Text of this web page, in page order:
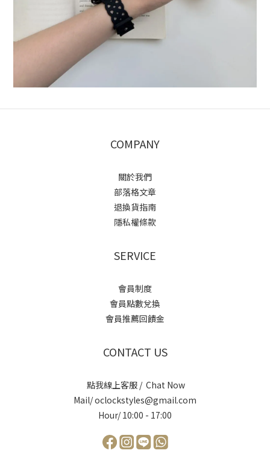
COMPANY
關於我們
部落格文章
退換貨指南
隱私權條款
SERVICE
會員制度
會員點數兌換
會員推薦回饋金
CONTACT US
點我線上客服 / Chat Now
Mail/ oclockstyles@gmail.com
Hour/ 10:00 - 17:00